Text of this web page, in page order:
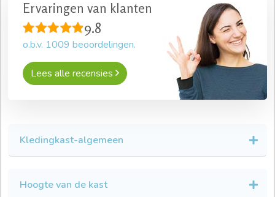
Ervaringen van klanten
9.8
o.b.v. 1009 beoordelingen.
Lees alle recensies
Kledingkast-algemeen
Hoogte van de kast